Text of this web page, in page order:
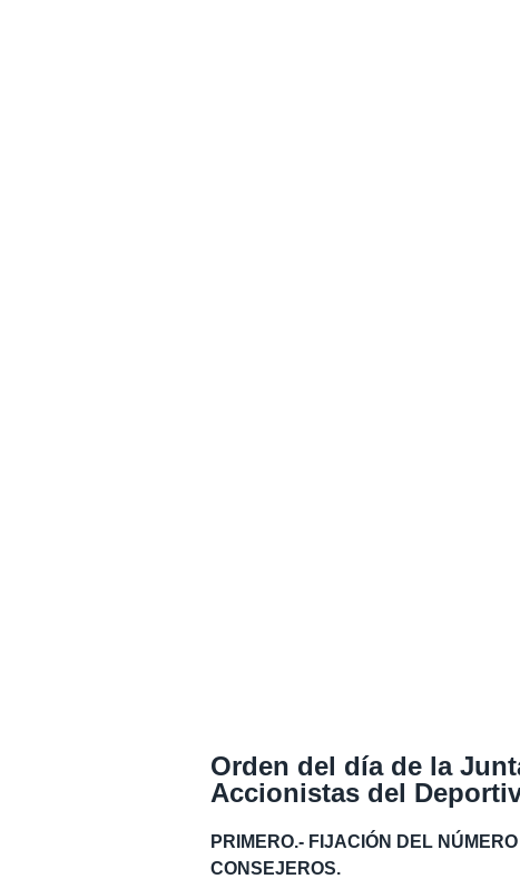
Orden del día de la
Accionistas del
PRIMERO.- FIJACIÓN DEL
CONSEJEROS.